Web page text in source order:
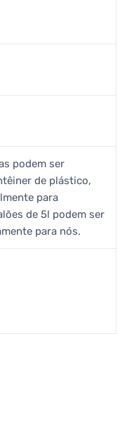
podem ser
de plástico,
para
de 5l podem ser
para nós.